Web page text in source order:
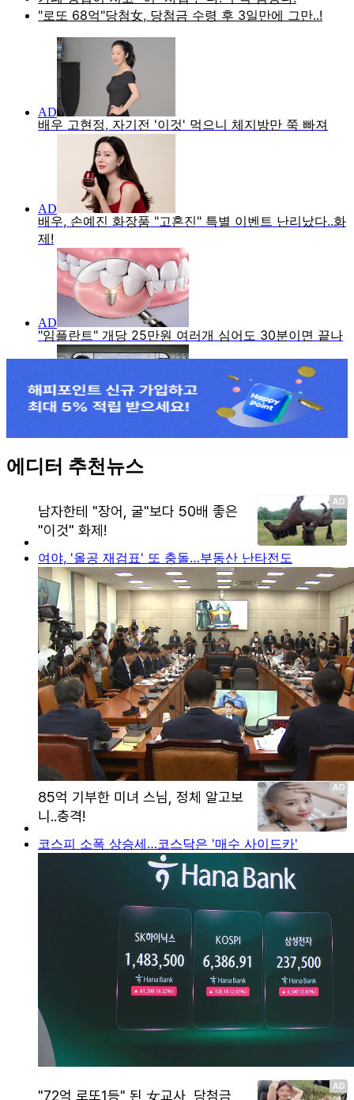
에디터 추천뉴스
여야, '올공 재검표' 또 충돌…부동산 난타전도
코스피 소폭 상승세…코스닥은 '매수 사이드카'